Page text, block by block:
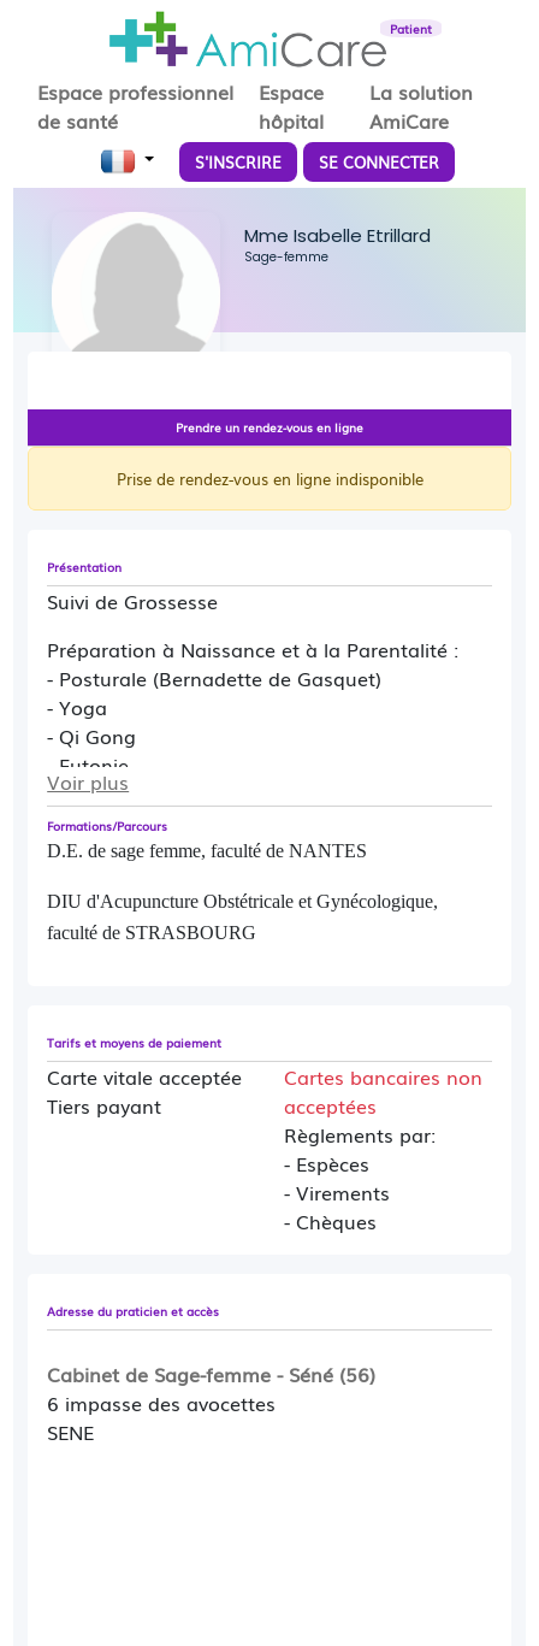
Patient
Espace professionnel
de santé
Espace
hôpital
La solution
AmiCare
S'INSCRIRE SE CONNECTER
Mme Isabelle Etrillard
Sage-femme
Présentation
Suivi de Grossesse
Préparation à Naissance et à la Parentalité :
- Posturale (Bernadette de Gasquet)
- Yoga
- Qi Gong
- Eutonie
Visite à domicile / sortie de Maternité
Rééducation Périnéale ( classique avec
Suivi Gynécologique de prévention
Séances d'Acupuncture (en Obstétrique ou
Voir plus
Formations/Parcours
D.E. de sage femme, faculté de NANTES
DIU d'Acupuncture Obstétricale et Gynécologique,
faculté de STRASBOURG
Tarifs et moyens de paiement
Carte vitale acceptée
Tiers payant
Cartes bancaires non
acceptées
Règlements par:
- Espèces
- Virements
- Chèques
Adresse du praticien et accès
Cabinet de Sage-femme - Séné (56)
6 impasse des avocettes
SENE
Prendre un rendez-vous en ligne
Prise de rendez-vous en ligne indisponible